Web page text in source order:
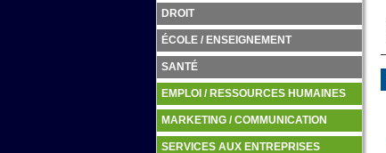
DROIT
ÉCOLE / ENSEIGNEMENT
SANTÉ
EMPLOI / RESSOURCES HUMAINES
MARKETING / COMMUNICATION
SERVICES AUX ENTREPRISES